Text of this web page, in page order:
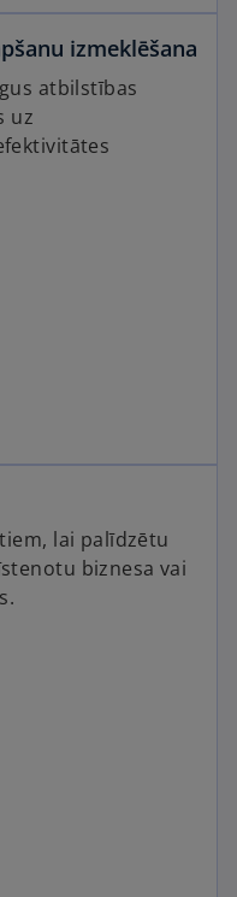
izmeklēšana
atbilstības
uz
lai palīdzētu
biznesa vai